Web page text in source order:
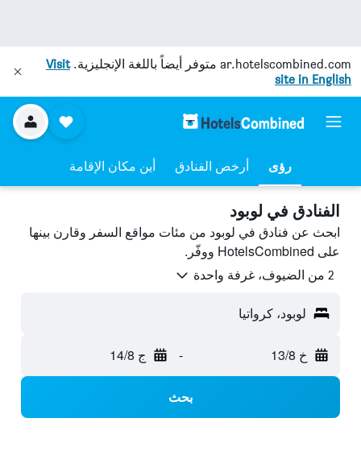
ar.hotelscombined.com متوفر أيضاً باللغة الإنجليزية.Visit
site in English
رؤى أرخص الفنادق أين مكان الإقامة
الفنادق في لوبود
ابحث عن فنادق في لوبود من مئات مواقع السفر وقارن بينها
على HotelsCombined ووفّر.
2 من الضيوف، غرفة واحدة
لوبود، كرواتيا
خ 13/8 - ج 14/8
بحث